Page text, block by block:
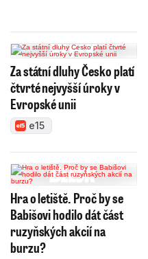
Za státní dluhy Česko platí
čtvrté nejvyšší úroky v
Evropské unii
e15
Hra o letiště. Proč by se
Babišovi hodilo dát část
ruzyňských akcií na
burzu?